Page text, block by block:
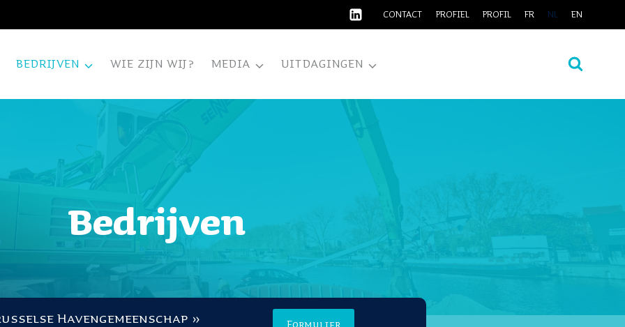
CONTACT PROFIEL PROFIL FR NL EN
BEDRIJVEN WIE ZIJN WIJ? MEDIA UITDAGINGEN
Bedrijven
Havengemeenschap »